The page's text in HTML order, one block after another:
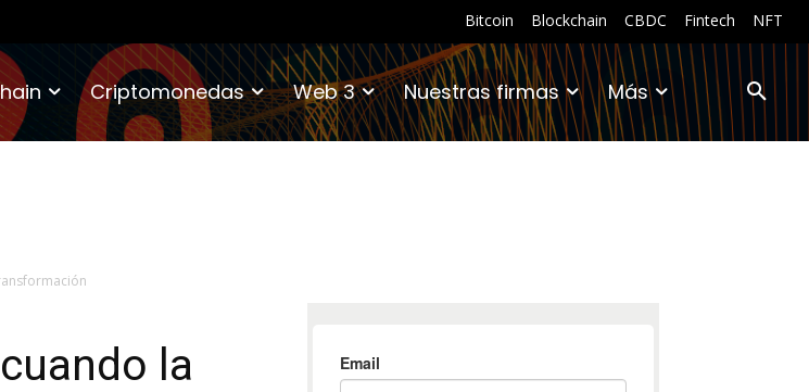
Bitcoin Blockchain CBDC Fintech NFT
Criptomonedas Web 3 Nuestras firmas Más
la